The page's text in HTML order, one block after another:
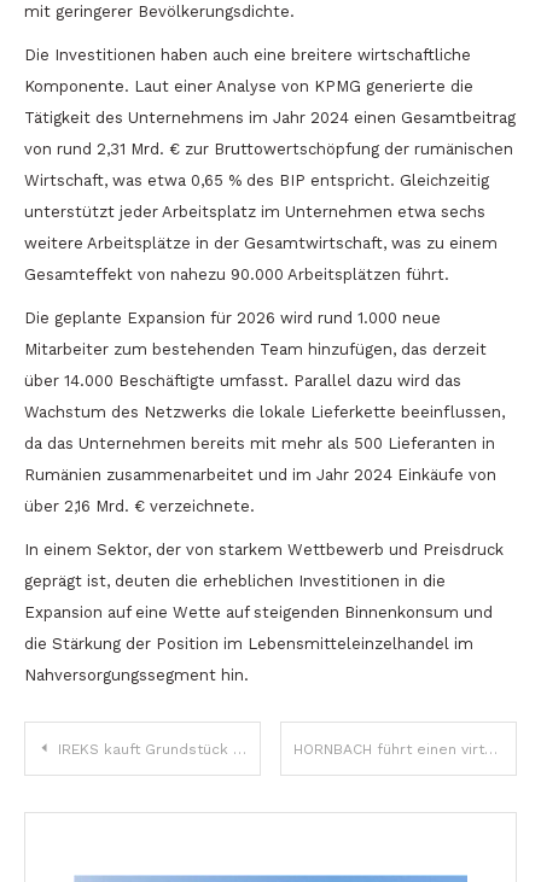
mit geringerer Bevölkerungsdichte.
Die Investitionen haben auch eine breitere wirtschaftliche
Komponente. Laut einer Analyse von KPMG generierte die
Tätigkeit des Unternehmens im Jahr 2024 einen Gesamtbeitrag
von rund 2,31 Mrd. € zur Bruttowertschöpfung der rumänischen
Wirtschaft, was etwa 0,65 % des BIP entspricht. Gleichzeitig
unterstützt jeder Arbeitsplatz im Unternehmen etwa sechs
weitere Arbeitsplätze in der Gesamtwirtschaft, was zu einem
Gesamteffekt von nahezu 90.000 Arbeitsplätzen führt.
Die geplante Expansion für 2026 wird rund 1.000 neue
Mitarbeiter zum bestehenden Team hinzufügen, das derzeit
über 14.000 Beschäftigte umfasst. Parallel dazu wird das
Wachstum des Netzwerks die lokale Lieferkette beeinflussen,
da das Unternehmen bereits mit mehr als 500 Lieferanten in
Rumänien zusammenarbeitet und im Jahr 2024 Einkäufe von
über 2,16 Mrd. € verzeichnete.
In einem Sektor, der von starkem Wettbewerb und Preisdruck
geprägt ist, deuten die erheblichen Investitionen in die
Expansion auf eine Wette auf steigenden Binnenkonsum und
die Stärkung der Position im Lebensmitteleinzelhandel im
Nahversorgungssegment hin.
Beitragsnavigation
IREKS kauft Grundstück nahe Bucharest für neuen Hauptsitz und Logistiklager HORNBACH führt einen virtuellen Assistenten für DIY-Projekte in Rumänien ein